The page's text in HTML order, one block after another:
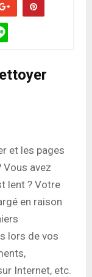
et les pages
Vous avez
lent ? Votre
en raison
lors de vos
Internet, etc.